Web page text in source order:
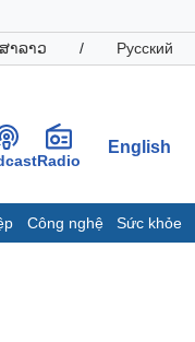
າລາວ / Русский
Radio
English
Công nghệ Sức khỏe